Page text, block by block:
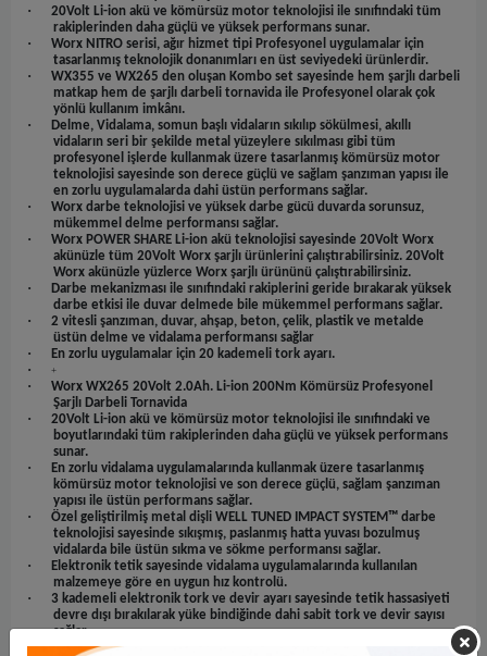
·
20Volt Li-ion akü ve kömürsüz motor teknolojisi ile sınıfındaki tüm
rakiplerinden daha güçlü ve yüksek performans sunar.
·
Worx NITRO serisi, ağır hizmet tipi Profesyonel uygulamalar için
tasarlanmış teknolojik donanımları en üst seviyedeki ürünlerdir.
·
WX355 ve WX265 den oluşan Kombo set sayesinde hem şarjlı darbeli
matkap hem de şarjlı darbeli tornavida ile Profesyonel olarak çok
yönlü kullanım imkânı.
·
Delme, Vidalama, somun başlı vidaların sıkılıp sökülmesi, akıllı
vidaların seri bir şekilde metal yüzeylere sıkılması gibi tüm
profesyonel işlerde kullanmak üzere tasarlanmış kömürsüz motor
teknolojisi sayesinde son derece güçlü ve sağlam şanzıman yapısı ile
en zorlu uygulamalarda dahi üstün performans sağlar.
·
Worx darbe teknolojisi ve yüksek darbe gücü duvarda sorunsuz,
mükemmel delme performansı sağlar.
·
Worx POWER SHARE Li-ion akü teknolojisi sayesinde 20Volt Worx
akünüzle tüm 20Volt Worx şarjlı ürünlerini çalıştırabilirsiniz. 20Volt
Worx akünüzle yüzlerce Worx şarjlı ürününü çalıştırabilirsiniz.
·
Darbe mekanizması ile sınıfındaki rakiplerini geride bırakarak yüksek
darbe etkisi ile duvar delmede bile mükemmel performans sağlar.
·
2 vitesli şanzıman, duvar, ahşap, beton, çelik, plastik ve metalde
üstün delme ve vidalama performansı sağlar
· En zorlu uygulamalar için 20 kademeli tork ayarı.
· +
·
Worx WX265 20Volt 2.0Ah. Li-ion 200Nm Kömürsüz Profesyonel
Şarjlı Darbeli Tornavida
·
20Volt Li-ion akü ve kömürsüz motor teknolojisi ile sınıfındaki ve
boyutlarındaki tüm rakiplerinden daha güçlü ve yüksek performans
sunar.
·
En zorlu vidalama uygulamalarında kullanmak üzere tasarlanmış
kömürsüz motor teknolojisi ve son derece güçlü, sağlam şanzıman
yapısı ile üstün performans sağlar.
·
Özel geliştirilmiş metal dişli WELL TUNED IMPACT SYSTEM™ darbe
teknolojisi sayesinde sıkışmış, paslanmış hatta yuvası bozulmuş
vidalarda bile üstün sıkma ve sökme performansı sağlar.
·
Elektronik tetik sayesinde vidalama uygulamalarında kullanılan
malzemeye göre en uygun hız kontrolü.
·
3 kademeli elektronik tork ve devir ayarı sayesinde tetik hassasiyeti
devre dışı bırakılarak yüke bindiğinde dahi sabit tork ve devir sayısı
sağlar.
·
Olağan üstü kompakt ve hafif, uzun süre yorulmadan çalışma imkânı